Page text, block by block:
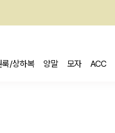
룩/상하복 양말 모자 ACC